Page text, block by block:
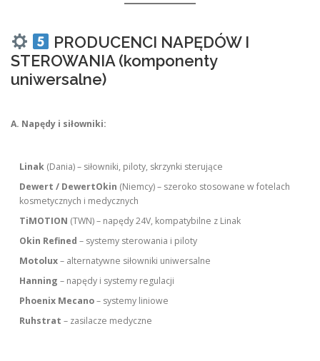
PRODUCENCI NAPĘDÓW I
STEROWANIA (komponenty
uniwersalne)
A. Napędy i siłowniki:
Linak (Dania) – siłowniki, piloty, skrzynki sterujące
Dewert / DewertOkin (Niemcy) – szeroko stosowane w fotelach
kosmetycznych i medycznych
TiMOTION (TWN) – napędy 24V, kompatybilne z Linak
Okin Refined – systemy sterowania i piloty
Motolux– alternatywne siłowniki uniwersalne
Hanning – napędy i systemy regulacji
Phoenix Mecano– systemy liniowe
Ruhstrat – zasilacze medyczne